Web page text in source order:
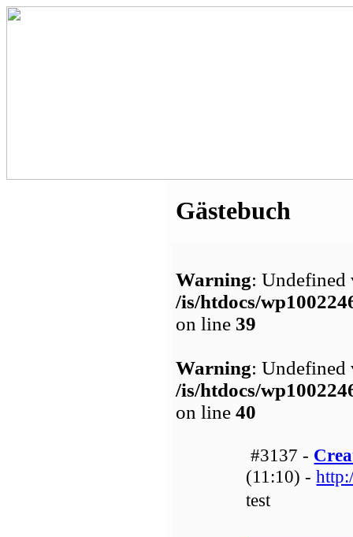
Gästebuch
Warning: Undefined
/is/htdocs/
on line 39
Warning: Undefined
/is/htdocs/
on line 40
#3137 -
(11:10) -
test